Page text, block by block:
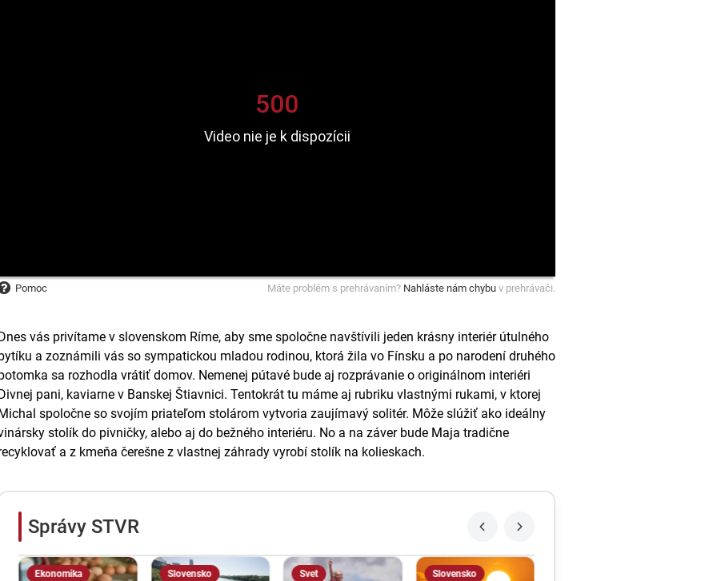
Pomoc Máte problém s prehrávaním? Nahláste nám chybu v prehrávači.
Dnes vás privítame v slovenskom Ríme, aby sme spoločne navštívili jeden krásny interiér útulného
bytíku a zoznámili vás so sympatickou mladou rodinou, ktorá žila vo Fínsku a po narodení druhého
sa rozhodla vrátiť domov. Nemenej pútavé bude aj rozprávanie o originálnom interiéri
Divnej pani, kaviarne v Banskej Štiavnici. Tentokrát tu máme aj rubriku vlastnými rukami, v ktorej
Michal spoločne so svojím priateľom stolárom vytvoria zaujímavý solitér. Môže slúžiť ako ideálny
stolík do pivničky, alebo aj do bežného interiéru. No a na záver bude Maja tradične
a z kmeňa čerešne z vlastnej záhrady vyrobí stolík na kolieskach.
Správy STVR
Ekonomika Slovensko Svet Slovensko